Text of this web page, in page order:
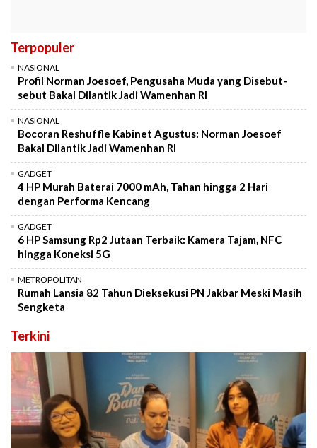
Terpopuler
NASIONAL
Profil Norman Joesoef, Pengusaha Muda yang Disebut-
sebut Bakal Dilantik Jadi Wamenhan RI
NASIONAL
Bocoran Reshuffle Kabinet Agustus: Norman Joesoef
Bakal Dilantik Jadi Wamenhan RI
GADGET
4 HP Murah Baterai 7000 mAh, Tahan hingga 2 Hari
dengan Performa Kencang
GADGET
6 HP Samsung Rp2 Jutaan Terbaik: Kamera Tajam, NFC
hingga Koneksi 5G
METROPOLITAN
Rumah Lansia 82 Tahun Dieksekusi PN Jakbar Meski Masih
Sengketa
Terkini